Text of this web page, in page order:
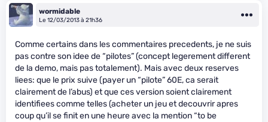
wormidable
Le 12/03/2013 à 21h36
Comme certains dans les commentaires precedents, je ne suis
pas contre son idee de “pilotes” (concept legerement different
de la demo, mais pas totalement). Mais avec deux reserves
liees: que le prix suive (payer un “pilote” 60E, ca serait
clairement de l’abus) et que ces version soient clairement
identifiees comme telles (acheter un jeu et decouvrir apres
coup qu’il se finit en une heure avec la mention “to be